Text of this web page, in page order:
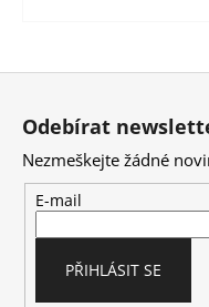
Z
Odebírat
Nezmeškejte žádné
E-mail
PŘIHLÁSIT SE